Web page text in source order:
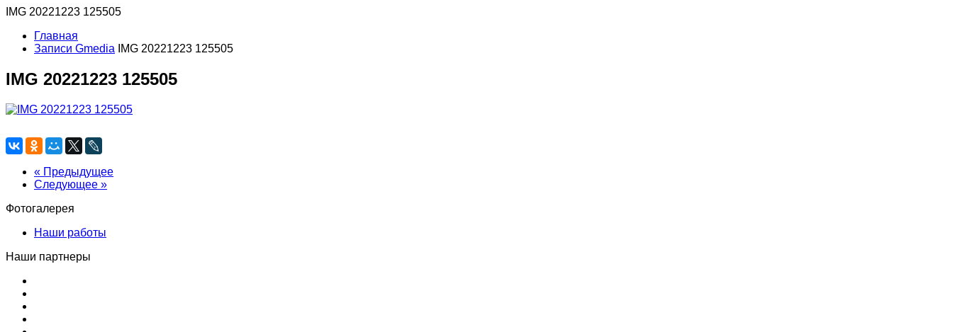
IMG 20221223 125505
Главная
Записи Gmedia
IMG 20221223 125505
IMG 20221223 125505
« Предыдущее
Следующее »
Фотогалерея
Наши работы
Наши партнеры